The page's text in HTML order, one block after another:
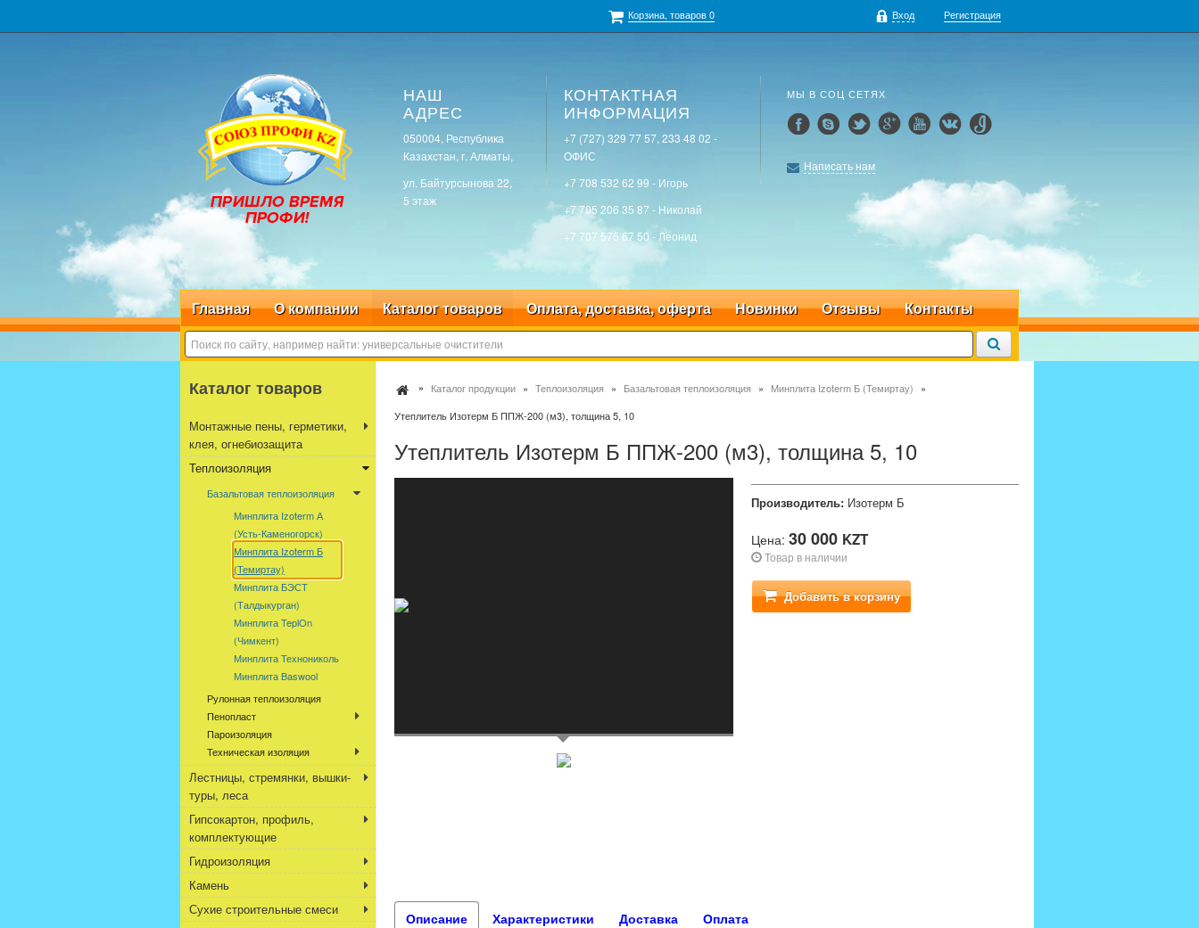
Корзина, товаров0 Вход Регистрация
НАШ
АДРЕС
050004, Республика
Казахстан, г. Алматы,
ул. Байтурсынова 22,
5 этаж
КОНТАКТНАЯ
ИНФОРМАЦИЯ
+7 (727) 329 77 57, 233 48 02 -
ОФИС
+7 708 532 62 99 - Игорь
+7 705 206 35 87 - Николай
+7 707 575 67 50 - Леонид
МЫ В СОЦ СЕТЯХ
Написать нам
Главная О компании Каталог товаров Оплата, доставка, оферта Новинки Отзывы Контакты
Каталог продукции Теплоизоляция Базальтовая теплоизоляция
Минплита Izoterm Б (Темиртау)
Утеплитель Изотерм Б ППЖ-200 (м3), толщина 5, 10
Утеплитель Изотерм Б ППЖ-200 (м3), толщина 5, 10
Производитель: Изотерм Б
Цена: 30 000 KZT
Товар в наличии
Добавить в корзину
Описание Характеристики Доставка
Оплата
Каталог товаров
Монтажные пены, герметики,
клея, огнебиозащита
Теплоизоляция
Базальтовая теплоизоляция
Минплита Izoterm А
(Усть-Каменогорск)
Минплита Izoterm Б
(Темиртау)
Минплита БЭСТ
(Талдыкурган)
Минплита TeplOn
(Чимкент)
Минплита Технониколь
Минплита Baswool
Рулонная теплоизоляция
Пенопласт
Пароизоляция
Техническая изоляция
Лестницы, стремянки, вышки-
туры, леса
Гипсокартон, профиль,
комплектующие
Гидроизоляция
Камень
Сухие строительные смеси